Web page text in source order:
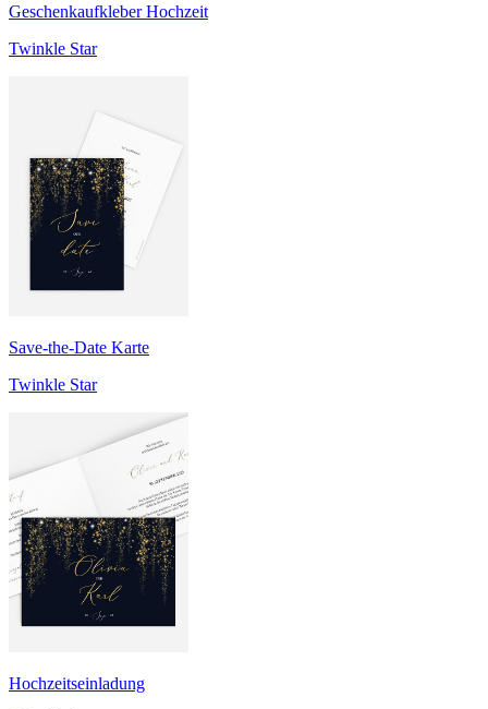
Geschenkaufkleber Hochzeit
Twinkle Star
Save-the-Date Karte
Twinkle Star
Hochzeitseinladung